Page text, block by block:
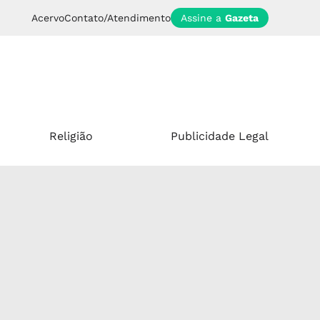
AcervoContato/Atendimento Assine a Gazeta
Religião Publicidade Legal